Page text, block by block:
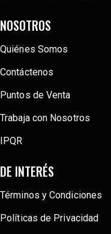
NOSOTROS
Quiénes Somos
Contáctenos
Puntos de Venta
Trabaja con Nosotros
IPQR
DE INTERÉS
Términos y Condiciones
Políticas de Privacidad